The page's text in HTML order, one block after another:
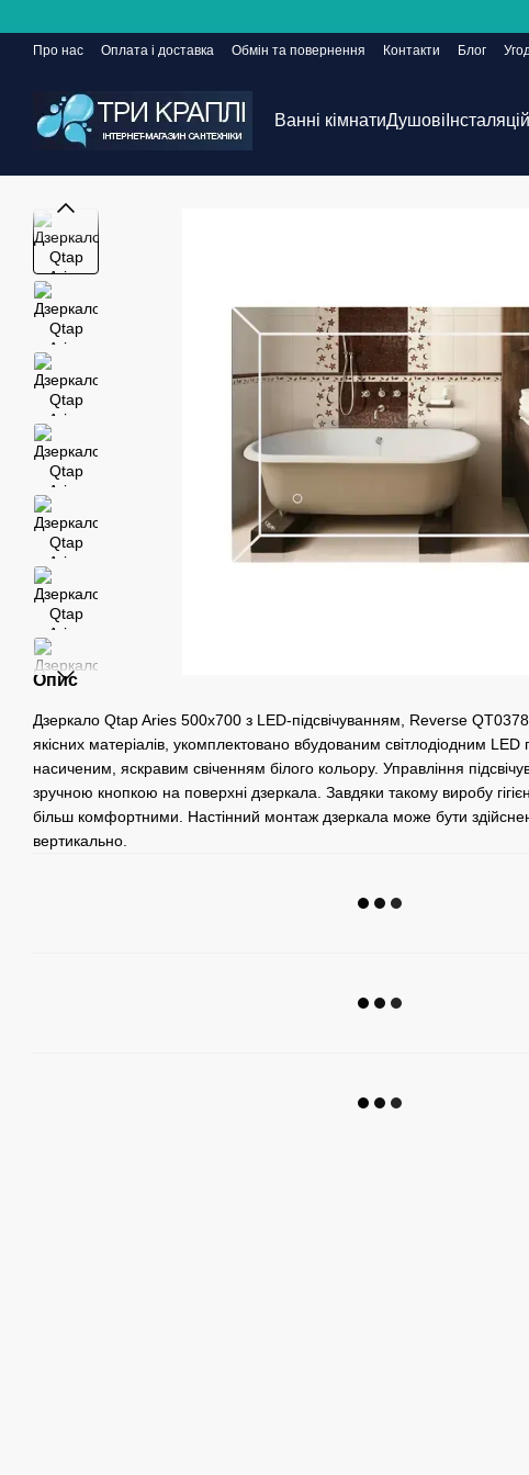
Про нас Оплата і доставка Обмін та повернення Контакти Блог
Ванні кімнатиДушові
Опис
Дзеркало Qtap Aries 500х700 з LED-підсвічуванням, Reverse
якісних матеріалів, укомплектовано вбудованим світлодіодним LED
насиченим, яскравим свіченням білого кольору. Управління
зручною кнопкою на поверхні дзеркала. Завдяки такому виробу
більш комфортними. Настінний монтаж дзеркала може бути
вертикально.